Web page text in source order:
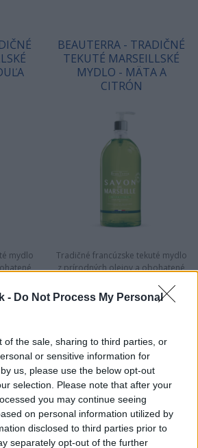
- Do Not Process My Personal
of the sale, sharing to third parties, or
or sensitive information for
us, please use the below opt-out
selection. Please note that after your
you may continue seeing
on personal information utilized by
disclosed to third parties prior to
separately opt-out of the further
mydlo
BEAUTERRA - TRADIČNÉ
TEKUTÉ MARSEILLSKÉ
MYDLO - MÄTA A
CITRÓN
Tradičné francúzske tekuté mydlo
z prírodných olejov a obohatené
hydratáciu pokožku.
« 1 2 3